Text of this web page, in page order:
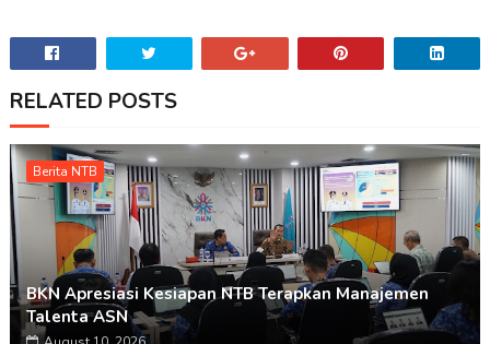
RELATED POSTS
Berita NTB
BKN Apresiasi Kesiapan NTB Terapkan Manajemen
Talenta ASN